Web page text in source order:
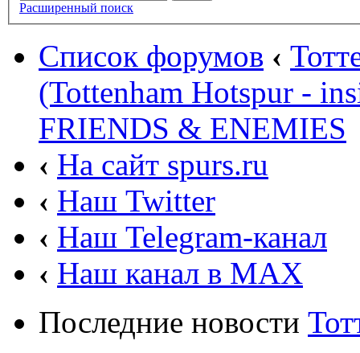
Расширенный поиск
Список форумов ‹
(Tottenham Hotspur -
FRIENDS & ENEMIES
‹ На сайт spurs.ru
‹ Наш Twitter
‹ Наш Telegram-канал
‹ Наш канал в MAX
Последние новости